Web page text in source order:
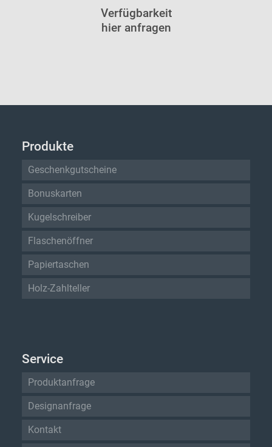
Verfügbarkeit
hier anfragen
Produkte
Geschenkgutscheine
Bonuskarten
Kugelschreiber
Flaschenöffner
Papiertaschen
Holz-Zahlteller
Service
Produktanfrage
Designanfrage
Kontakt